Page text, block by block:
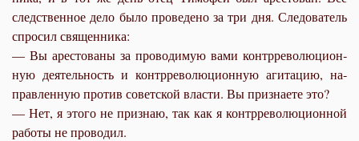
след­ствен­ное де­ло бы­ло про­ве­де­но за три дня. Сле­до­ва­тель
спро­сил свя­щен­ни­ка:
— Вы аре­сто­ва­ны за про­во­ди­мую ва­ми контр­ре­во­лю­ци­он­
ную де­я­тель­ность и контр­ре­во­лю­ци­он­ную аги­та­цию, на­
прав­лен­ную про­тив со­вет­ской вла­сти. Вы при­зна­е­те это?
— Нет, я это­го не при­знаю, так как я контр­ре­во­лю­ци­он­ной
ра­бо­ты не про­во­дил.